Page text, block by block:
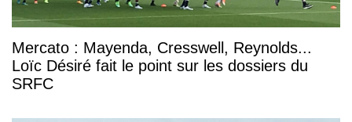
Mercato : Mayenda, Cresswell, Reynolds...
Loïc Désiré fait le point sur les dossiers du
SRFC